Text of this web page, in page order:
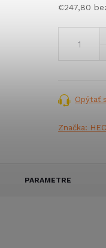
€247,80
Opýtať
Značka:
PARAMETRE